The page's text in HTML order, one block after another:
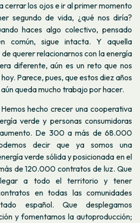
cerrar los ojos e ir al primer momento
segundo de vida, ¿qué nos diría?
haces algo colectivo, pensado
común, sigue intacta. Y aquella
querer relacionarnos con la energía
diferente, aún es un reto que nos
Parece, pues, que estos diez años
queda mucho trabajo por hacer.
hecho crecer una cooperativa
verde y personas consumidoras
De 300 a más de 68.000
decir que ya somos una
verde sólida y posicionada en el
de 120.000 contratos de luz. Que
llegar a todo el territorio y tener
en todas las comunidades
español. Que desplegamos
y fomentamos la autoproducción;